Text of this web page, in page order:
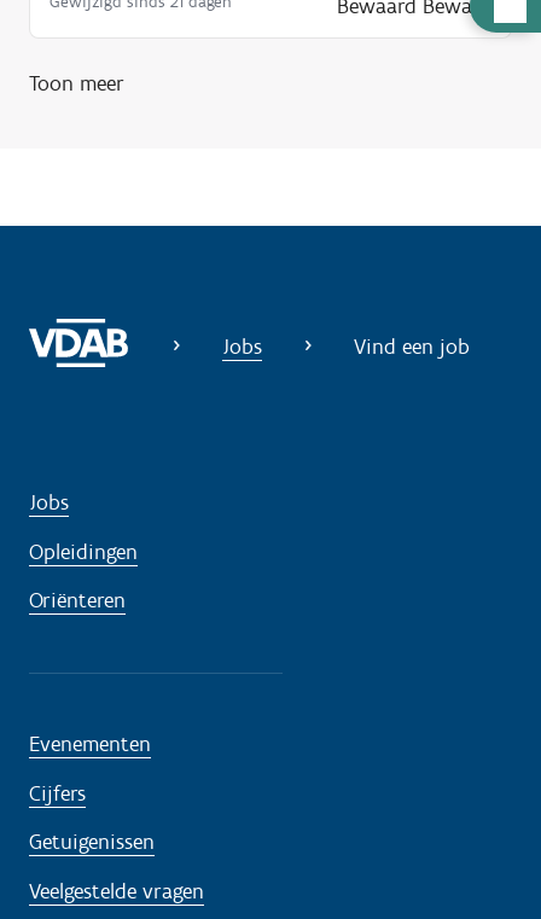
u
i
Bewaard Bewaar
Toon meer
Jobs Vind een job
Jobs
Opleidingen
Oriënteren
Evenementen
Cijfers
Getuigenissen
Veelgestelde vragen